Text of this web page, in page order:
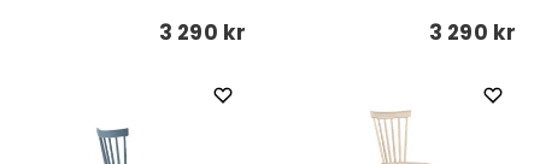
3 290 kr 3 290 kr